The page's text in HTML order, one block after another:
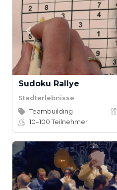
Sudoku Rallye
Stadterlebnisse
Teambuilding
10–100Teilnehmer